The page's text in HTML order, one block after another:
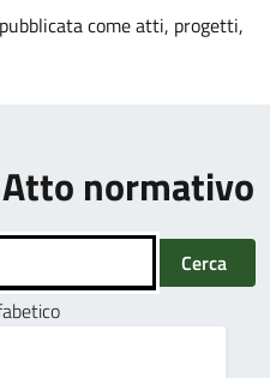
come atti, progetti,
normativo
Cerca